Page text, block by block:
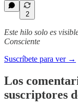
2
Este hilo solo es
Consciente
Suscríbete para ver →
Los
suscriptores